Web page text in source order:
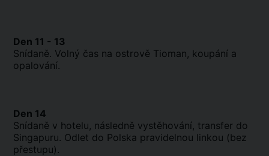
Den 11 - 13
Snídaně. Volný čas na ostrově Tioman, koupání a
opalování.
Den 14
Snídaně v hotelu, následně vystěhování, transfer do
Singapuru. Odlet do Polska pravidelnou linkou (bez
přestupu).